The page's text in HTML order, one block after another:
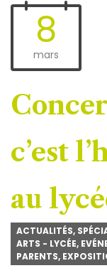
8
mars
c’est
au
ACTUALITÉS,
ARTS - LYCÉE,
PARENTS,